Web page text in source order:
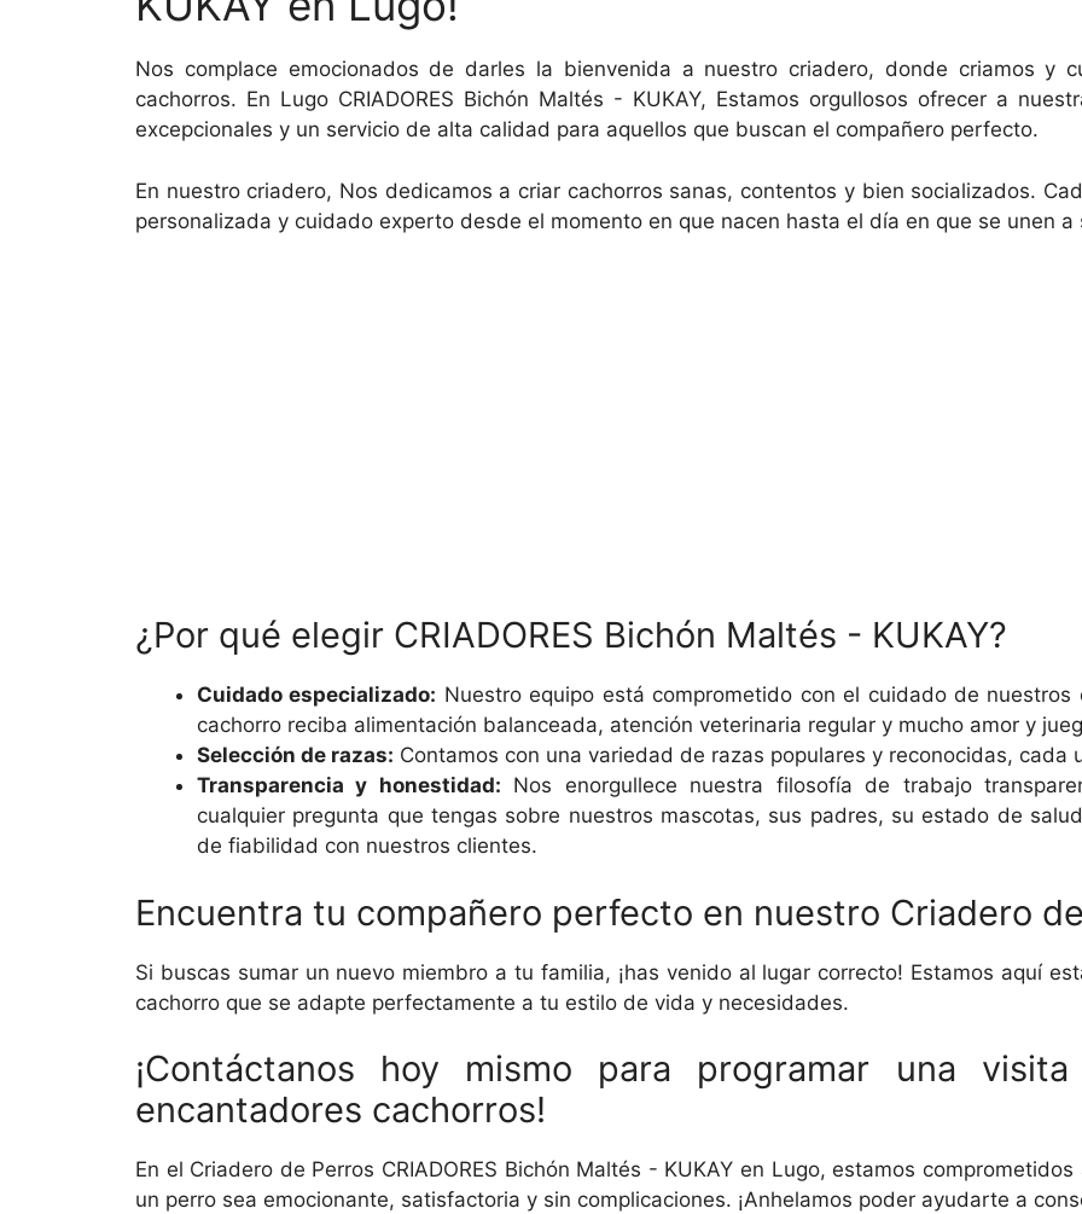
Nos complace emocionados de darles la bienvenida a nuestro criadero, donde criamos y
cachorros. En Lugo CRIADORES Bichón Maltés - KUKAY, Estamos orgullosos ofrecer a
excepcionales y un servicio de alta calidad para aquellos que buscan el compañero perfecto.
En nuestro criadero, Nos dedicamos a criar cachorros sanas, contentos y bien socializados.
personalizada y cuidado experto desde el momento en que nacen hasta el día en que se unen a
¿Por qué elegir CRIADORES Bichón Maltés - KUKAY?
Cuidado especializado: Nuestro equipo está comprometido con el cuidado de
cachorro reciba alimentación balanceada, atención veterinaria regular y mucho amor y
Selección de razas: Contamos con una variedad de razas populares y reconocidas, cada
Transparencia y honestidad: Nos enorgullece nuestra filosofía de trabajo
cualquier pregunta que tengas sobre nuestros mascotas, sus padres, su estado de
de fiabilidad con nuestros clientes.
Encuentra tu compañero perfecto en nuestro Criadero
Si buscas sumar un nuevo miembro a tu familia, ¡has venido al lugar correcto! Estamos aquí
cachorro que se adapte perfectamente a tu estilo de vida y necesidades.
¡Contáctanos hoy mismo para programar una
encantadores cachorros!
En el Criadero de Perros CRIADORES Bichón Maltés - KUKAY en Lugo, estamos
un perro sea emocionante, satisfactoria y sin complicaciones. ¡Anhelamos poder ayudarte a